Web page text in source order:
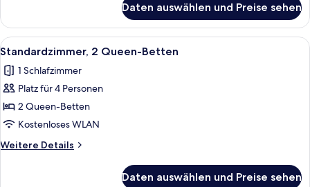
anzeigen
1 King-
Bett,
rollstuhlgeeignete
(Mobility
Accessible)
Daten auswählen und Preise sehen
Alle
Fotos
für
Standardzimmer,
2 Queen-
Betten
anzeigen
Ein Hotelzimmer mit zwei Betten,
4
Standardzimmer, 2 Queen-Betten
1 Schlafzimmer
Platz für 4 Personen
2 Queen-Betten
Kostenloses WLAN
Weitere Details
Weitere
Daten auswählen und Preise sehen